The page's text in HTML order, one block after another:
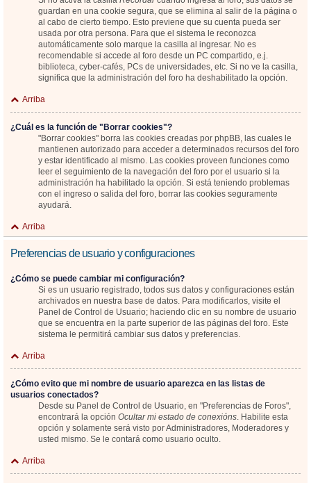
guardan en una cookie segura, que se elimina al salir de la página o
al cabo de cierto tiempo. Esto previene que su cuenta pueda ser
usada por otra persona. Para que el sistema le reconozca
automáticamente solo marque la casilla al ingresar. No es
recomendable si accede al foro desde un PC compartido, e.j.
biblioteca, cyber-cafés, PCs de universidades, etc. Si no ve la casilla,
significa que la administración del foro ha deshabilitado la opción.
Arriba
¿Cuál es la función de "Borrar cookies"?
"Borrar cookies" borra las cookies creadas por phpBB, las cuales le
mantienen autorizado para acceder a determinados recursos del foro
y estar identificado al mismo. Las cookies proveen funciones como
leer el seguimiento de la navegación del foro por el usuario si la
administración ha habilitado la opción. Si está teniendo problemas
con el ingreso o salida del foro, borrar las cookies seguramente
ayudará.
Arriba
Preferencias de usuario y configuraciones
¿Cómo se puede cambiar mi configuración?
Si es un usuario registrado, todos sus datos y configuraciones están
archivados en nuestra base de datos. Para modificarlos, visite el
Panel de Control de Usuario; haciendo clic en su nombre de usuario
que se encuentra en la parte superior de las páginas del foro. Este
sistema le permitirá cambiar sus datos y preferencias.
Arriba
¿Cómo evito que mi nombre de usuario aparezca en las listas de
usuarios conectados?
Desde su Panel de Control de Usuario, en "Preferencias de Foros",
encontrará la opción Ocultar mi estado de conexións. Habilite esta
opción y solamente será visto por Administradores, Moderadores y
usted mismo. Se le contará como usuario oculto.
Arriba